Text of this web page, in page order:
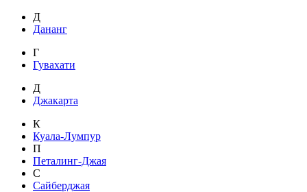
Д
Дананг
Г
Гувахати
Д
Джакарта
К
Куала-Лумпур
П
Петалинг-Джая
С
Сайберджая